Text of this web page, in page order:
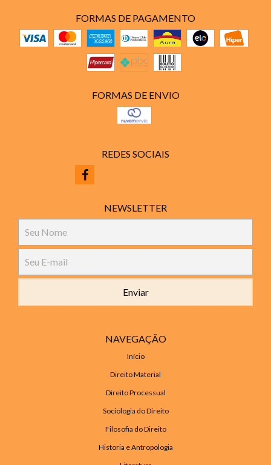
FORMAS DE PAGAMENTO
FORMAS DE ENVIO
REDES SOCIAIS
NEWSLETTER
NAVEGAÇÃO
Início
Direito Material
Direito Processual
Sociologia do Direito
Filosofia do Direito
Historia e Antropologia